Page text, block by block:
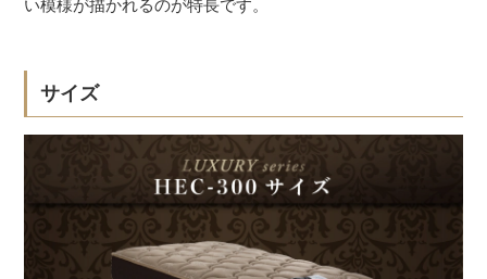
い模様が描かれるのが特長です。
サイズ